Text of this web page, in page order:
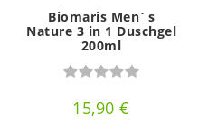
Biomaris Men´s
Nature 3 in 1 Duschgel
200ml
15,90 €